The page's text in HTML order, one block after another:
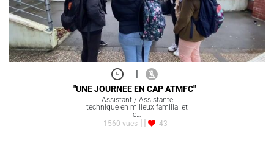
|
"UNE JOURNEE EN CAP ATMFC"
Assistant / Assistante
technique en milieux familial et
c…
1560 vues
43